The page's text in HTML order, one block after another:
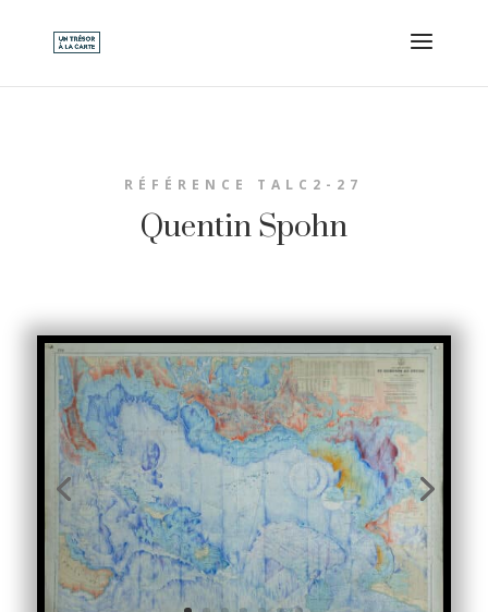
RÉFÉRENCE TALC2-27
Quentin Spohn